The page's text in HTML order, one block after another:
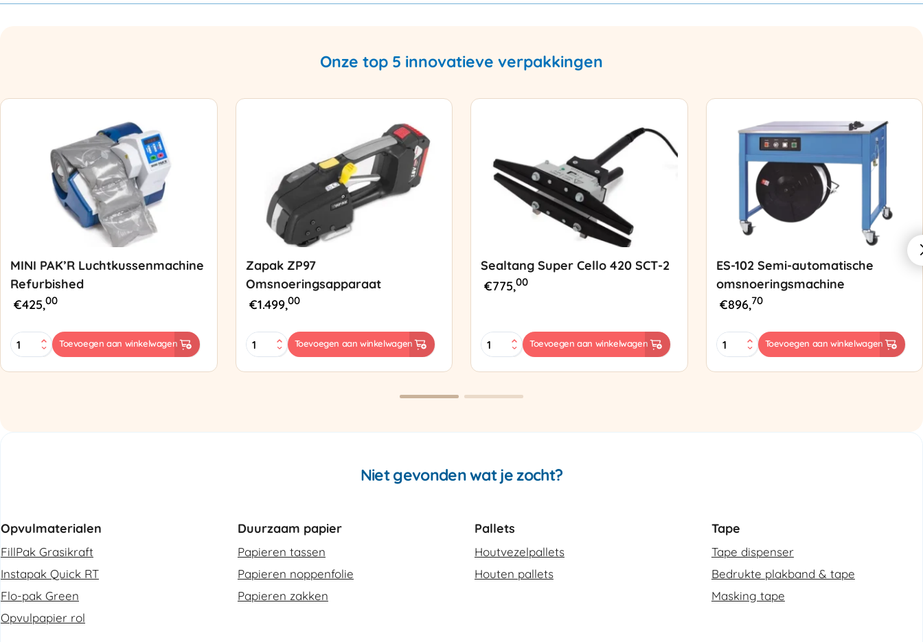
Onze top 5 innovatieve verpakkingen
MINI PAK’R Luchtkussenmachine
Refurbished
€425,00
MINI
PAK'R
Toevoegen aan winkelwagen
Zapak ZP97
Omsnoeringsapparaat
€1.499,00
Zapak
ZP97
Toevoegen aan winkelwagen
Sealtang Super Cello 420 SCT-2
€775,00
Sealtang
Super
Toevoegen aan winkelwagen
ES-102 Semi-automatische
omsnoeringsmachine
€896,70
ES-
102
Toevoegen aan winkelwagen
Niet gevonden wat je zocht?
Opvulmaterialen
FillPak Grasikraft
Instapak Quick RT
Flo-pak Green
Opvulpapier rol
Duurzaam papier
Papieren tassen
Papieren noppenfolie
Papieren zakken
Pallets
Houtvezelpallets
Houten pallets
Tape
Tape dispenser
Bedrukte plakband & tape
Masking tape